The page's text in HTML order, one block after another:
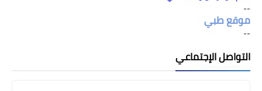
--
موقع طبي
--
التواصل الإجتماعي